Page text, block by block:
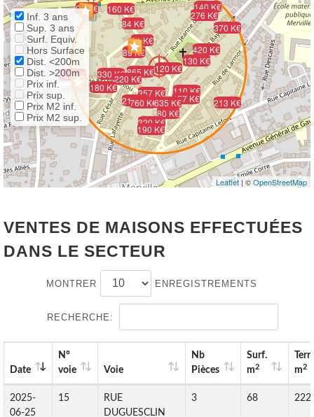
97 K€
84 K€
220 K€
89 K€
160 K€
213 K€
370 K€
81 K€
865 K€120 K€
140 K€
420 K€
165 K€
276 K€
760 K€
130 K€
635 K€
320 K€
357 K€
190 K€
110 K€
457 K€
80 K€
330 K€
210 K€
180 K€
Inf. 3 ans
Sup. 3 ans
Surf. Equiv.
Hors Surface
Dist. <200m
Dist. >200m
Prix inf.
Prix sup.
Prix M2 inf.
Prix M2 sup.
Leaflet| ©OpenStreetMap
VENTES DE MAISONS EFFECTUÉES
DANS LE SECTEUR
MONTRER ENREGISTREMENTS
RECHERCHE:
Date
N°
voie
Voie
Nb
Pièces
Surf.
m2
m2
2025-
06-25
15
RUE
DUGUESCLIN
3 68 222